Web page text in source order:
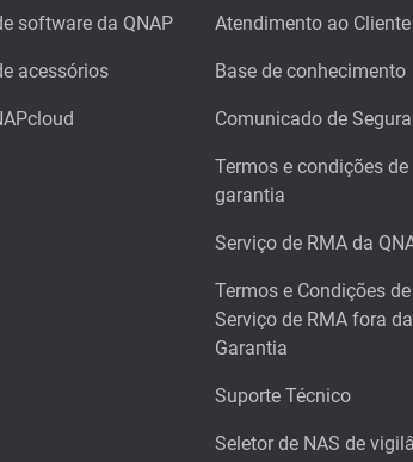
software da QNAP
acessórios
Atendimento ao Cliente
Base de conhecimento
Comunicado de
Termos e condições de
garantia
Serviço de RMA da
Termos e Condições de
Serviço de RMA fora da
Garantia
Suporte Técnico
Seletor de NAS de